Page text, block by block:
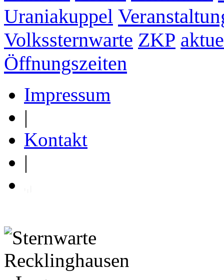
Uraniakuppel
Volkssternwarte ZKP
Öffnungszeiten
Impressum
|
Kontakt
|